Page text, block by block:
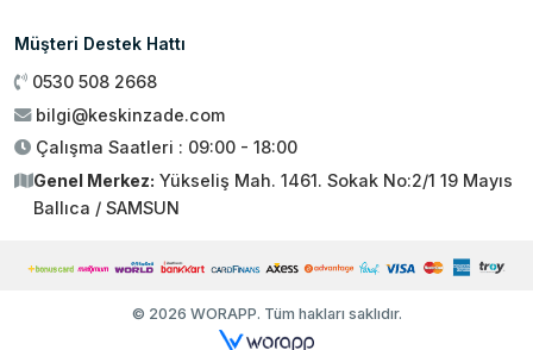
Müşteri Destek Hattı
0530 508 2668
bilgi@keskinzade.com
Çalışma Saatleri : 09:00 - 18:00
Genel Merkez: Yükseliş Mah. 1461. Sokak No:2/1 19 Mayıs
Ballıca / SAMSUN
© 2026 WORAPP. Tüm hakları saklıdır.